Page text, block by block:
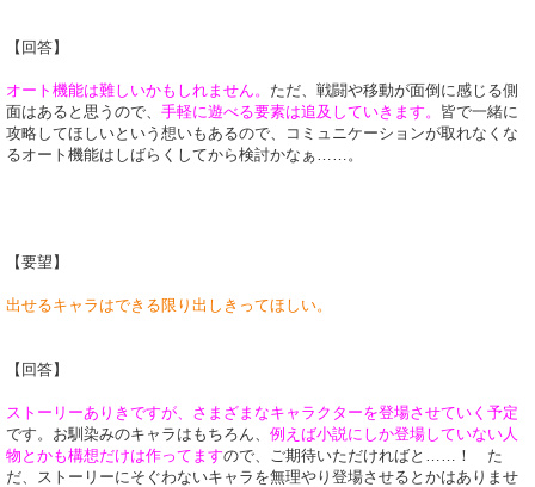
【回答】
オート機能は難しいかもしれません。 ただ、戦闘や移動が面倒に感じる側
面はあると思うので、 手軽に遊べる要素は追及していきます。 皆で一緒に
攻略してほしいという想いもあるので、コミュニケーションが取れなくな
るオート機能はしばらくしてから検討かなぁ……。
【要望】
出せるキャラはできる限り出しきってほしい。
【回答】
ストーリーありきですが、さまざまなキャラクターを登場させていく予定
です。お馴染みのキャラはもちろん、 例えば小説にしか登場していない人
物とかも構想だけは作ってますので、ご期待いただければと……！ た
だ、ストーリーにそぐわないキャラを無理やり登場させるとかはありませ